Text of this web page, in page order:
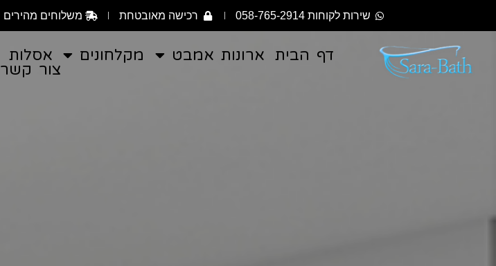
שירות לקוחות 058-765-2914 רכישה מאובטחת משלוחים מהירים
דף הבית ארונות אמבט מקלחונים אסלות
צור קשר